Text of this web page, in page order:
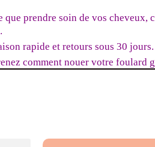
que prendre soin de vos cheveux,
rapide et retours sous 30 jours.
comment nouer votre foulard